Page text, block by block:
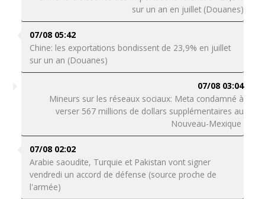
sur un an en juillet (Douanes)
07/08 05:42
Chine: les exportations bondissent de 23,9% en juillet
sur un an (Douanes)
07/08 03:04
Mineurs sur les réseaux sociaux: Meta condamné à
verser 567 millions de dollars supplémentaires au
Nouveau-Mexique
07/08 02:02
Arabie saoudite, Turquie et Pakistan vont signer
vendredi un accord de défense (source proche de
l'armée)